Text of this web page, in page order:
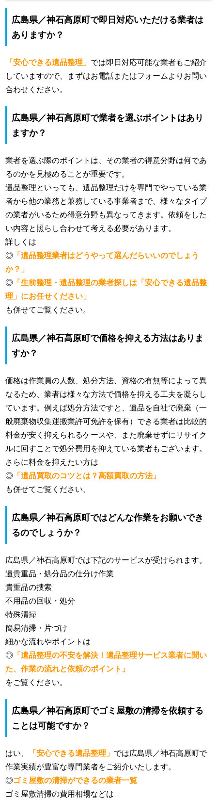
広島県／神石高原町で即日対応いただける業者は
ありますか？
「安心できる遺品整理」 では即日対応可能な業者もご紹介
していますので、まずはお電話またはフォームよりお問い
合わせください。
広島県／神石高原町で業者を選ぶポイントはあり
ますか？
業者を選ぶ際のポイントは、その業者の得意分野は何であ
るのかを見極めることが重要です。
遺品整理といっても、遺品整理だけを専門でやっている業
者から他の業務と兼務している事業者まで、様々なタイプ
の業者がいるため得意分野も異なってきます。依頼をした
い内容と照らし合わせて考える必要があります。
詳しくは
◎ 「遺品整理業者はどうやって選んだらいいのでしょう
か？」
◎ 「生前整理・遺品整理の業者探しは「安心できる遺品整
理」にお任せください」
も併せてご覧ください。
広島県／神石高原町で価格を抑える方法はありま
すか？
価格は作業員の人数、処分方法、資格の有無等によって異
なるため、業者は様々な方法で価格を抑える工夫を凝らし
ています。例えば処分方法ですと、遺品を自社で廃棄（一
般廃棄物収集運搬業許可免許を保有）できる業者は比較的
料金が安く抑えられるケースや、また廃棄せずにリサイク
ルに回すことで処分費用を抑えている業者もございます。
さらに料金を抑えたい方は
◎ 「遺品買取のコツとは？高額買取の方法」
も併せてご覧ください。
広島県／神石高原町ではどんな作業をお願いでき
るのでしょうか？
広島県／神石高原町では下記のサービスが受けられます。
遺貴重品・処分品の仕分け作業
貴重品の捜索
不用品の回収・処分
特殊清掃
簡易清掃・片づけ
細かな流れやポイントは
◎ 「遺品整理の不安を解決！遺品整理サービス業者に聞い
た、作業の流れと依頼のポイント」
をご覧ください。
広島県／神石高原町でゴミ屋敷の清掃を依頼する
ことは可能ですか？
はい、 「安心できる遺品整理」 では広島県／神石高原町で
作業実績が豊富な専門業者をご紹介いたします。
◎ゴミ屋敷の清掃ができるの業者一覧
ゴミ屋敷清掃の費用相場などは